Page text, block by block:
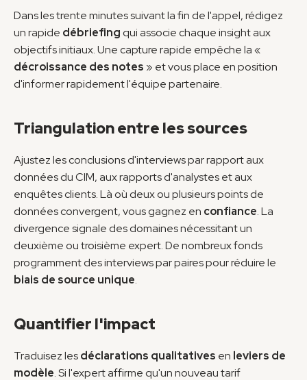
Dans les trente minutes suivant la fin de l'appel, rédigez
un rapide débriefing qui associe chaque insight aux
décroissance des notes » et vous place en position
d'informer rapidement l'équipe partenaire.
Triangulation entre les sources
Ajustez les conclusions d'interviews par rapport aux
données du CIM, aux rapports d'analystes et aux
enquêtes clients. Là où deux ou plusieurs points de
données convergent, vous gagnez en confiance. La
divergence signale des domaines nécessitant un
deuxième ou troisième expert. De nombreux fonds
biais de source unique.
Quantifier l'impact
Traduisez les déclarations qualitatives en leviers de
modèle. Si l'expert affirme qu'un nouveau tarif